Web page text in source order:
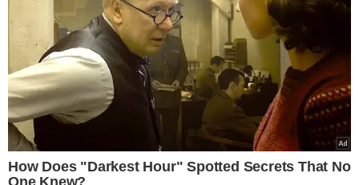
LUXO
Convidados marcam
presença no casamento de
Isis Valverde e Marcus Buaiz
SEM COMIDA, SEM FOTOS
Fotógrafo com fome deleta